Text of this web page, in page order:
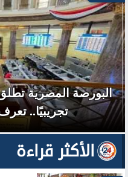
البورصة المصرية
تجريبيًا..
الأكثر قراءة